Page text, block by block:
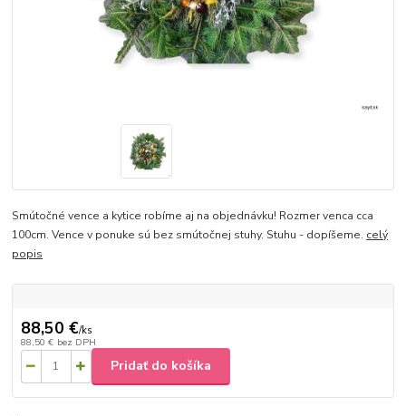
Smútočné vence a kytice robíme aj na objednávku! Rozmer venca cca
100cm. Vence v ponuke sú bez smútočnej stuhy. Stuhu - dopíšeme. celý
popis
88,50 €/ks
88,50 € bez DPH
Pridať do košíka